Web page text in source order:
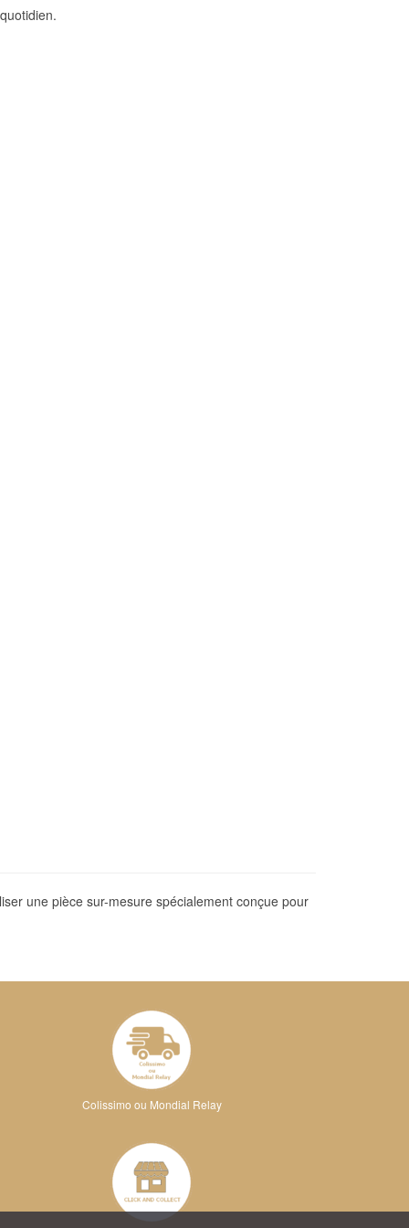
une pièce sur-mesure spécialement conçue pour
Colissimo ou Mondial Relay